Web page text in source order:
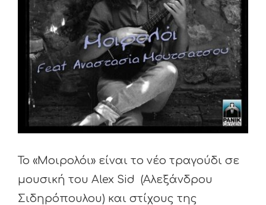
Το «Μοιρολόι» είναι το νέο τραγούδι σε
μουσική του Alex Sid (Αλεξάνδρου
Σιδηρόπουλου) και στίχους της